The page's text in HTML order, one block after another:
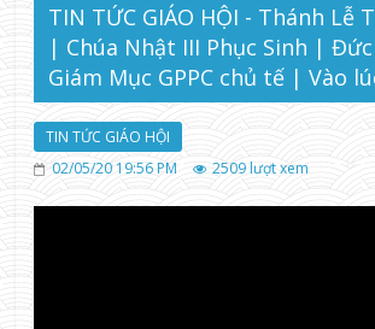
TIN TỨC GIÁO HỘI - Thánh Lễ
| Chúa Nhật III Phục Sinh | Đức
Giám Mục GPPC chủ tế | Vào
TIN TỨC GIÁO HỘI
02/05/20 19:56 PM
2509lượt xem